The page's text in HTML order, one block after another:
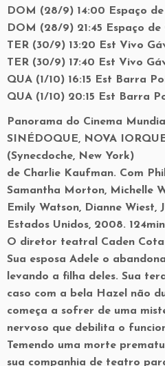
DOM (28/9) 14:00 Espaço de
DOM (28/9) 21:45 Espaço de
TER (30/9) 13:20 Est Vivo
TER (30/9) 17:40 Est Vivo
QUA (1/10) 16:15 Est Barra
QUA (1/10) 20:15 Est Barra
Panorama do Cinema Mundial
SINÉDOQUE, NOVA
(Synecdoche, New York)
de Charlie Kaufman. Com
Samantha Morton, Michelle
Emily Watson, Dianne Wiest,
Estados Unidos, 2008.
O diretor teatral Caden
Sua esposa Adele o
levando a filha deles. Sua
caso com a bela Hazel não
começa a sofrer de uma
nervoso que debilita o
Temendo uma morte
sua companhia de teatro